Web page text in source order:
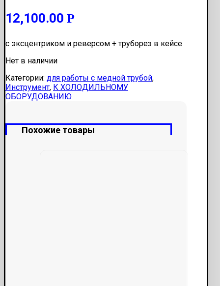
12,100.00 Р
с эксцентриком и реверсом + труборез в кейсе
Нет в наличии
Категории: для работы с медной трубой,
Инструмент, К ХОЛОДИЛЬНОМУ
ОБОРУДОВАНИЮ
Похожие товары